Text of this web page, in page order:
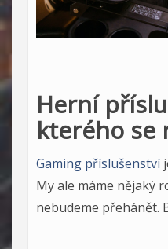
Herní
kterého se
Gaming příslušenství
My ale máme nějaký
nebudeme přehánět.